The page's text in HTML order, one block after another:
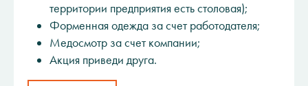
территории предприятия есть столовая);
Форменная одежда за счет работодателя;
Медосмотр за счет компании;
Акция приведи друга.